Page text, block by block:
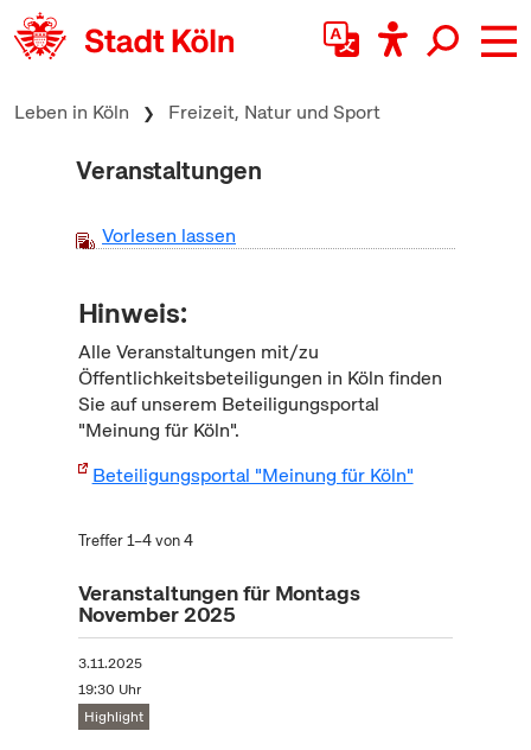
zum Inhalt springen
Leben in Köln Freizeit, Natur und Sport
Veranstaltungen
Vorlesen lassen
Hinweis:
Alle Veranstaltungen mit/zu
Öffentlichkeitsbeteiligungen in Köln finden
Sie auf unserem Beteiligungsportal
"Meinung für Köln".
Beteiligungsportal "Meinung für Köln"
Treffer 1–4 von 4
Veranstaltungen für Montags
November 2025
3.11.2025
19:30 Uhr
Highlight